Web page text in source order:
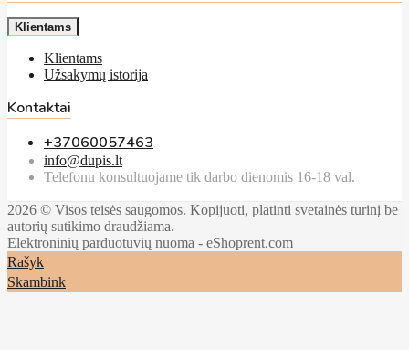
Klientams
Klientams
Užsakymų istorija
Kontaktai
+37060057463
info@dupis.lt
Telefonu konsultuojame tik darbo dienomis 16-18 val.
2026 © Visos teisės saugomos. Kopijuoti, platinti svetainės turinį be
autorių sutikimo draudžiama.
Elektroninių parduotuvių nuoma - eShoprent.com
Rašyk
Skambink